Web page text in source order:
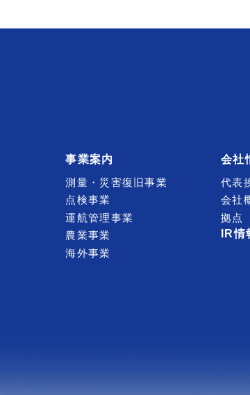
事業案内
測量・災害復旧事業
点検事業
運航管理事業
農業事業
海外事業
会社
代表
会社
拠点
IR情